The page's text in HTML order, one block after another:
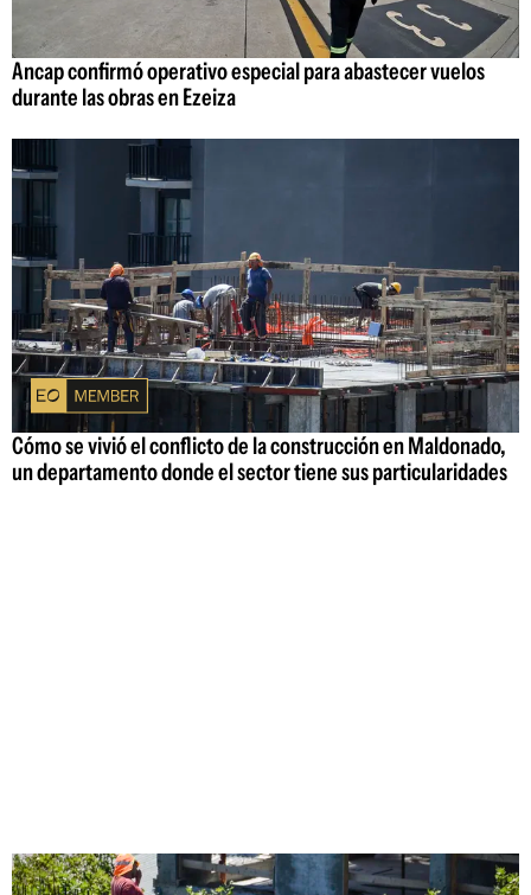
Ancap confirmó operativo especial para abastecer vuelos
durante las obras en Ezeiza
Cómo se vivió el conflicto de la construcción en Maldonado,
un departamento donde el sector tiene sus particularidades